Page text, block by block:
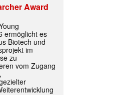
Award
ermöglicht es
Biotech und
im
zu
vom Zugang